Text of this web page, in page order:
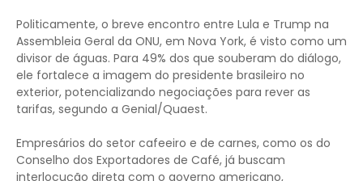
Politicamente, o breve encontro entre Lula e Trump na
Assembleia Geral da ONU, em Nova York, é visto como um
divisor de águas. Para 49% dos que souberam do diálogo,
ele fortalece a imagem do presidente brasileiro no
exterior, potencializando negociações para rever as
tarifas, segundo a Genial/Quaest.
Empresários do setor cafeeiro e de carnes, como os do
Conselho dos Exportadores de Café, já buscam
interlocução direta com o governo americano,